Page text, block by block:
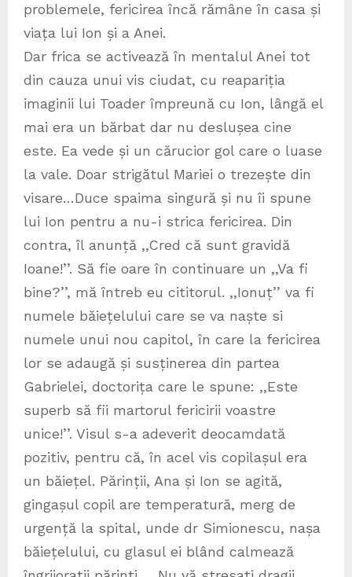
problemele, fericirea încă rămâne în casa și
viața lui Ion și a Anei.
Dar frica se activează în mentalul Anei tot
din cauza unui vis ciudat, cu reapariția
imaginii lui Toader împreună cu Ion, lângă el
mai era un bărbat dar nu deslușea cine
este. Ea vede și un cărucior gol care o luase
la vale. Doar strigătul Mariei o trezește din
visare…Duce spaima singură și nu îi spune
lui Ion pentru a nu-i strica fericirea. Din
contra, îl anunță ,,Cred că sunt gravidă
Ioane!’’. Să fie oare în continuare un ,,Va fi
bine?’’, mă întreb eu cititorul. ,,Ionuț’’ va fi
numele băiețelului care se va naște si
numele unui nou capitol, în care la fericirea
lor se adaugă și susținerea din partea
Gabrielei, doctorița care le spune: ,,Este
superb să fii martorul fericirii voastre
unice!’’. Visul s-a adeverit deocamdată
pozitiv, pentru că, în acel vis copilașul era
un băiețel. Părinții, Ana și Ion se agită,
gingașul copil are temperatură, merg de
urgență la spital, unde dr Simionescu, nașa
băiețelului, cu glasul ei blând calmează